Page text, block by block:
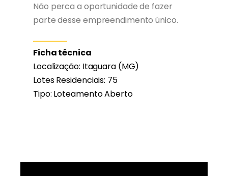
Não perca a oportunidade de fazer
parte desse empreendimento único.
Ficha técnica
Localização: Itaguara (MG)
Lotes Residenciais: 75
Tipo: Loteamento Aberto